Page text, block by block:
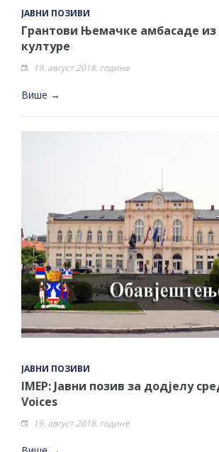
ЈАВНИ ПОЗИВИ
Грантови Њемачке амбасаде из
културе
19. август 2018. године
Више →
ЈАВНИ ПОЗИВИ
IMEP: Јавни позив за додјелу
Voices
19. август 2018. године